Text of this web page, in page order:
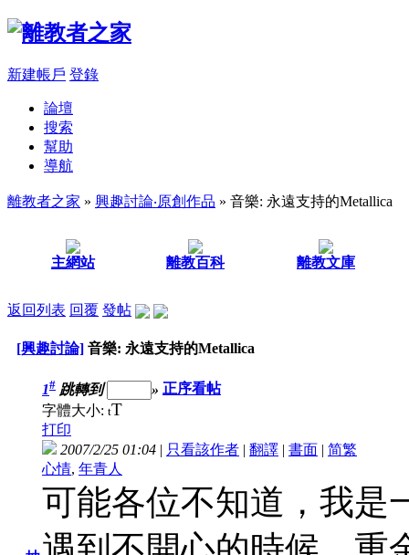
新建帳戶 登錄
論壇
搜索
幫助
導航
離教者之家 » 興趣討論‧原創作品 » 音樂: 永遠支持的Metallica
主網站 離教百科 離教文庫
返回列表 回覆 發帖
[興趣討論] 音樂: 永遠支持的Metallica
1# 跳轉到 » 正序看帖
字體大小: tT
打印
2007/2/25 01:04 | 只看該作者 | 翻譯 | 書面 | 简繁
心情, 年青人
可能各位不知道，我是